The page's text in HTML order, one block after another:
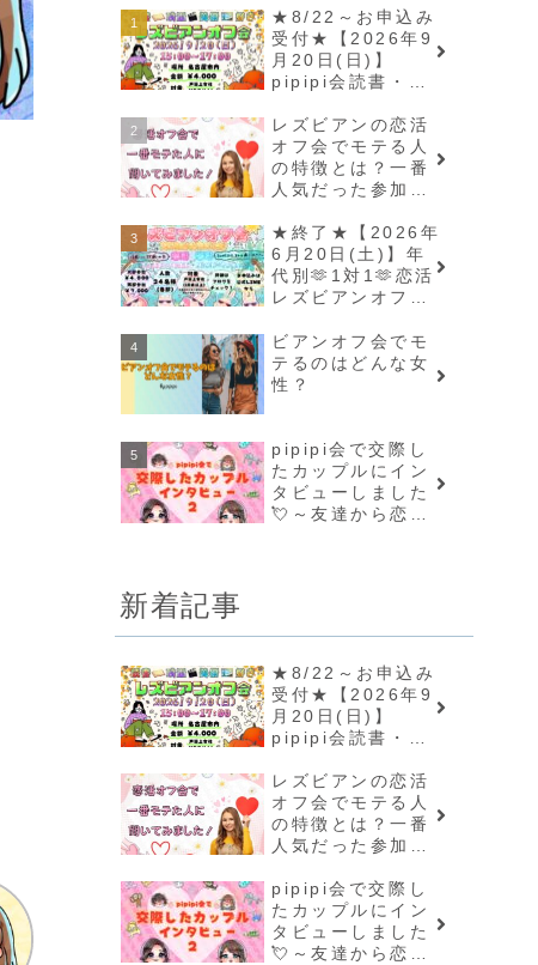
★8/22～お申込み
受付★【2026年9
月20日(日)】
pipipi会読書・映
ビアンオフ会📖🎥
🖼️
レズビアンの恋活
オフ会でモテる人
の特徴とは？一番
人気だった参加者
た！🥰✨
★終了★【2026年
6月20日(土)】年
代別🫶1対1🫶恋活
レズビアンオフ会
ビアンオフ会でモ
テるのはどんな女
性？
pipipi会で交際し
たカップルにイン
タビューしました
💘～友達から恋人
新着記事
★8/22～お申込み
受付★【2026年9
月20日(日)】
pipipi会読書・映
ビアンオフ会📖🎥
🖼️
レズビアンの恋活
オフ会でモテる人
の特徴とは？一番
人気だった参加者
た！🥰✨
pipipi会で交際し
たカップルにイン
タビューしました
💘～友達から恋人